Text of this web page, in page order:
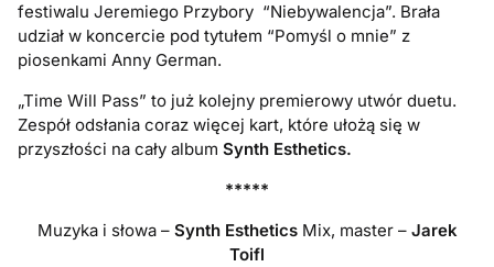
festiwalu Jeremiego Przybory “Niebywalencja”. Brała
udział w koncercie pod tytułem “Pomyśl o mnie” z
piosenkami Anny German.
„Time Will Pass” to już kolejny premierowy utwór duetu.
Zespół odsłania coraz więcej kart, które ułożą się w
przyszłości na cały album Synth Esthetics.
*****
Muzyka i słowa – Synth EstheticsMix, master – Jarek
Toifl